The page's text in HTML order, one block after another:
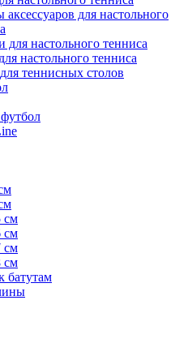
для настольного
для настольного тенниса
настольного тенниса
теннисных столов
см
см
см
см
батутам